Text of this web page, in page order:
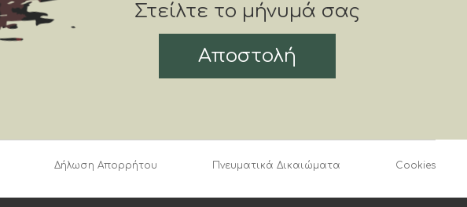
Στείλτε το μήνυμά σας
Αποστολή
Δήλωση Απορρήτου Πνευματικά Δικαιώματα Cookies